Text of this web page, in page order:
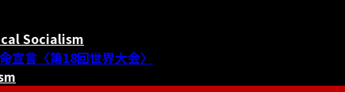
Socialism
宣言〈第18回世界大会〉